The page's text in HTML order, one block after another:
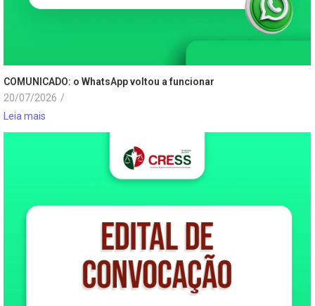
COMUNICADO: o WhatsApp voltou a funcionar
20/07/2026 /
Leia mais